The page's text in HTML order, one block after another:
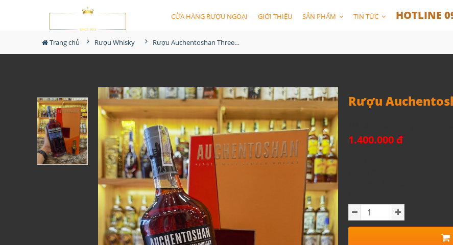
CỬA HÀNG RƯỢU NGOẠI GIỚI THIỆU SẢN PHẨM TIN TỨC HOTLINE
Trang chủ Rượu Whisky Rượu Auchentoshan Three Wood Hộp Quà 2024
Rượu
1.400.000 đ